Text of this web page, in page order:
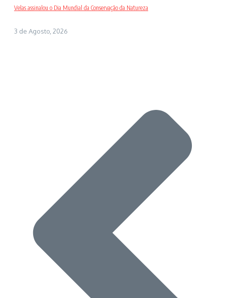
Velas assinalou o Dia Mundial da Conservação da Natureza
3 de Agosto, 2026